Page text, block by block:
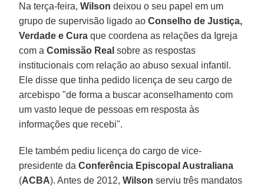
Na terça-feira,Wilson deixou o seu papel em um
grupo de supervisão ligado aoConselho de Justiça,
Verdade e Cura que coordena as relações da Igreja
com aComissão Real sobre as respostas
institucionais com relação ao abuso sexual infantil.
Ele disse que tinha pedido licença de seu cargo de
arcebispo "de forma a buscar aconselhamento com
um vasto leque de pessoas em resposta às
informações que recebi".
Ele também pediu licença do cargo de vice-
presidente daConferência Episcopal Australiana
(ACBA). Antes de 2012,Wilson serviu três mandatos